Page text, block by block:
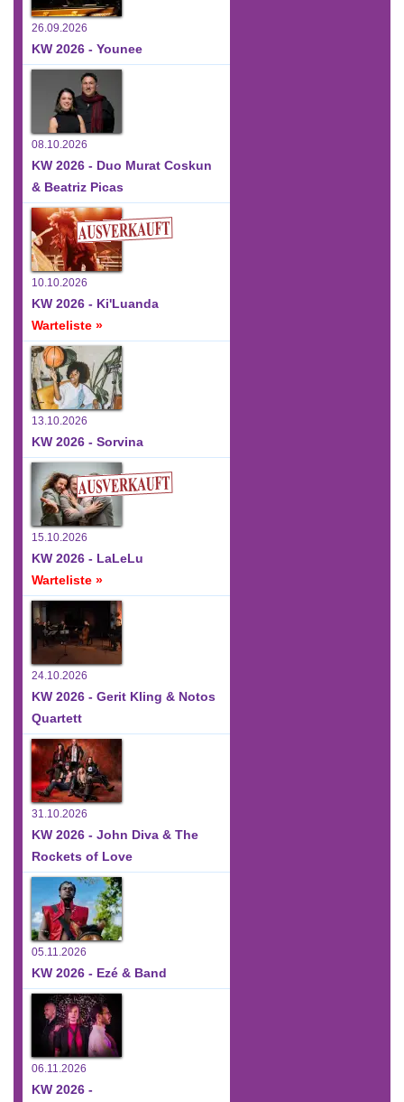
26.09.2026
KW 2026 - Younee
08.10.2026
KW 2026 - Duo Murat Coskun
& Beatriz Picas
10.10.2026
KW 2026 - Ki'Luanda
Warteliste »
13.10.2026
KW 2026 - Sorvina
15.10.2026
KW 2026 - LaLeLu
Warteliste »
24.10.2026
KW 2026 - Gerit Kling & Notos
Quartett
31.10.2026
KW 2026 - John Diva & The
Rockets of Love
05.11.2026
KW 2026 - Ezé & Band
06.11.2026
KW 2026 -